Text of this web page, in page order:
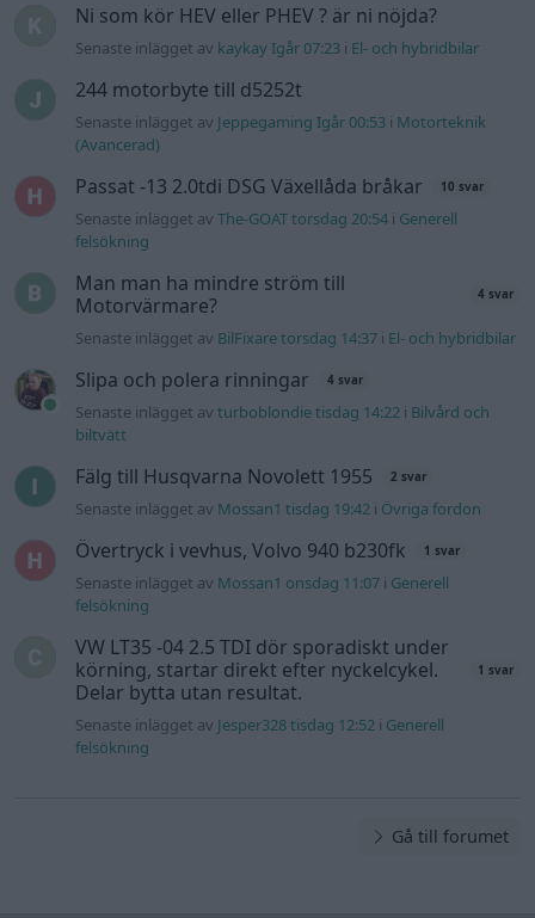
Ni som kör HEV eller PHEV ? är ni nöjda?
Senaste inlägget av kaykay Igår 07:23 i El- och hybridbilar
244 motorbyte till d5252t
Senaste inlägget av Jeppegaming Igår 00:53 i Motorteknik
(Avancerad)
Passat -13 2.0tdi DSG Växellåda bråkar 10 svar
Senaste inlägget avThe-GOAT torsdag 20:54 i Generell
felsökning
Man man ha mindre ström till
Motorvärmare?
4 svar
Senaste inlägget av BilFixare torsdag 14:37 i El- och hybridbilar
Slipa och polera rinningar 4 svar
Senaste inlägget avturboblondie tisdag 14:22 i Bilvård och
biltvätt
Fälg till Husqvarna Novolett 1955 2 svar
Senaste inlägget av Mossan1 tisdag 19:42 i Övriga fordon
Övertryck i vevhus, Volvo 940 b230fk 1 svar
Senaste inlägget av Mossan1 onsdag 11:07 i Generell
felsökning
VW LT35 -04 2.5 TDI dör sporadiskt under
körning, startar direkt efter nyckelcykel.
Delar bytta utan resultat.
1 svar
Senaste inlägget av Jesper328 tisdag 12:52 i Generell
felsökning
Gå till forumet